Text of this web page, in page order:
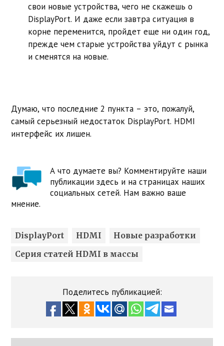
свои новые устройства, чего не скажешь о
DisplayPort. И даже если завтра ситуация в
корне переменится, пройдет еще ни один год,
прежде чем старые устройства уйдут с рынка
и сменятся на новые.
Думаю, что последние 2 пункта – это, пожалуй,
самый серьезный недостаток DisplayPort. HDMI
интерфейс их лишен.
А что думаете вы? Комментируйте наши
публикации здесь и на страницах наших
социальных сетей. Нам важно ваше
мнение.
DisplayPort HDMI
Новые разработки
Серия статей HDMI в массы
Поделитесь публикацией: